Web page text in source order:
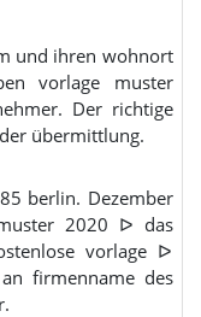
und ihren wohnort
vorlage muster
Der richtige
übermittlung.
berlin. Dezember
2020 ᐅ das
vorlage ᐅ
firmenname des